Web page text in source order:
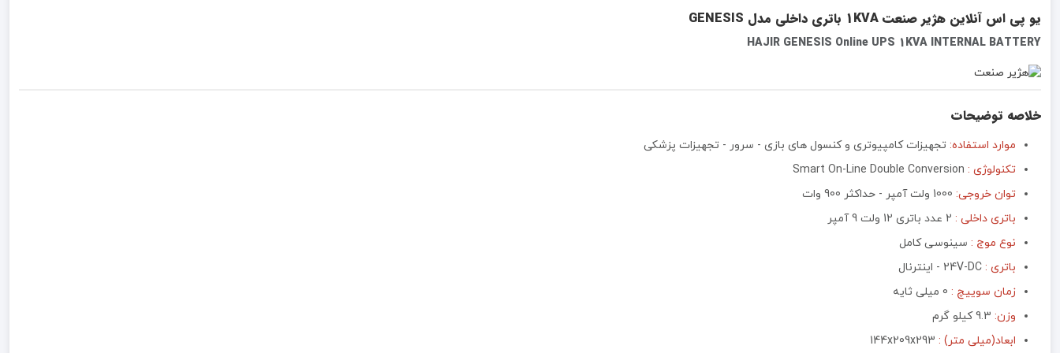
یو پی اس آنلاین هژیر صنعت 1KVA باتری داخلی مدل GENESIS
HAJIR GENESIS Online UPS 1KVA INTERNAL BATTERY
خلاصه توضیحات
موارد استفاده: تجهیزات کامپیوتری و کنسول های بازی - سرور - تجهیزات پزشکی
تکنولوژی : Smart On-Line Double Conversion
توان خروجی:
باتری داخلی :
نوع موج : سینوسی کامل
باتری :
زمان سوییچ : 0 میلی ثایه
وزن:
ابعاد(میلی متر) :